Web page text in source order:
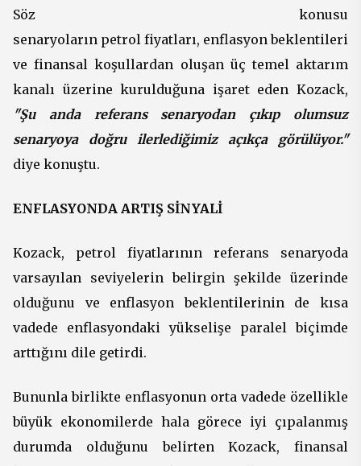
Söz konusu
senaryoların petrol fiyatları, enflasyon beklentileri
ve finansal koşullardan oluşan üç temel aktarım
kanalı üzerine kurulduğuna işaret eden Kozack,
"Şu anda referans senaryodan çıkıp olumsuz
senaryoya doğru ilerlediğimiz açıkça görülüyor."
diye konuştu.
ENFLASYONDA ARTIŞ SİNYALİ
Kozack, petrol fiyatlarının referans senaryoda
varsayılan seviyelerin belirgin şekilde üzerinde
olduğunu ve enflasyon beklentilerinin de kısa
vadede enflasyondaki yükselişe paralel biçimde
arttığını dile getirdi.
Bununla birlikte enflasyonun orta vadede özellikle
büyük ekonomilerde hala görece iyi çıpalanmış
durumda olduğunu belirten Kozack, finansal